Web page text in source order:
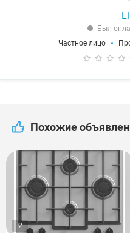
Был
Частное лицо
Похожие
2